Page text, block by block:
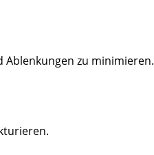
Ablenkungen zu minimieren.